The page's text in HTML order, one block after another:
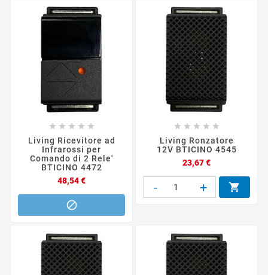
    
Living Ricevitore ad
Infrarossi per
Comando di 2 Rele'
BTICINO 4472
48,54 €Prezzo

    
Living Ronzatore
12V BTICINO 4545
23,67 €Prezzo
- + 